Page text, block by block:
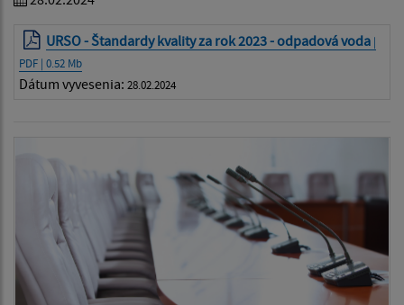
URSO - Štandardy kvality za rok 2023 - odpadová voda |
PDF | 0.52 Mb
Dátum vyvesenia: 28.02.2024